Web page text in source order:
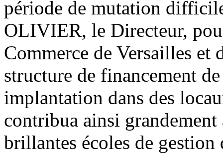
période de mutation
OLIVIER, le Directeur,
Commerce de Versailles
structure de financement
implantation dans des
contribua ainsi grandement
brillantes écoles de gestion